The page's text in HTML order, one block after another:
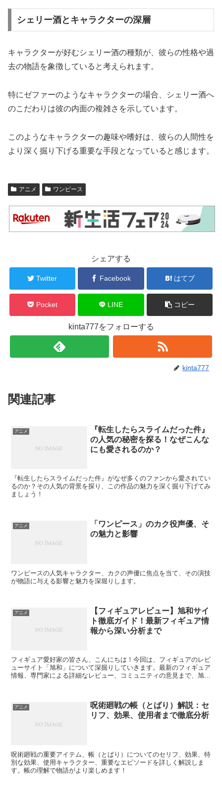
シェリー酒とキャラクターの深層
キャラクターが好むシェリー酒の種類が、彼らの性格や過
去の物語を象徴していると考えられます。
特にゼファーのようなキャラクターの場合、シェリー酒へ
のこだわりは彼の内面の複雑さを示しています。
このようなキャラクターの趣味や嗜好は、彼らの人間性を
より深く掘り下げる重要な手段となっていると感じます。
アニメ ワンピース
シェアする
Twitter Facebook はてブ
Pocket LINE コピー
kinta777をフォローする
kinta777
関連記事
アニメ
『転生したらスライムだった件』
の人気の秘密を探る！なぜこんな
にも愛されるのか？
『転生したらスライムだった件』がなぜ多くのファンから愛されてい
るのか？その人気の背景を探り、この作品の魅力を深く掘り下げてみ
ましょう！
アニメ
「ワンピース」のカク役声優、そ
の魅力と影響
ワンピースの人気キャラクター、カクの声優に焦点を当て、その演技
が物語に与える影響と魅力を深堀りします。
アニメ
【フィギュアレビュー】旭和サイ
ト徹底ガイド！最新フィギュア情
報から深い分析まで
フィギュア愛好家の皆さん、こんにちは！今回は、フィギュアのレビ
ューサイト「旭和」について深掘りしていきます。最新のフィギュア
情報、専門家による詳細なレビュー、コミュニティの意見まで、旭和
アニメ
呪術廻戦の帳（とばり）解説：セ
リフ、効果、使用者まで徹底分析
呪術廻戦の重要アイテム、帳（とばり）についてのセリフ、効果、特
別な効果、使用キャラクター、重要なエピソードを詳しく解説しま
す。帳の理解で物語がより楽しめます！